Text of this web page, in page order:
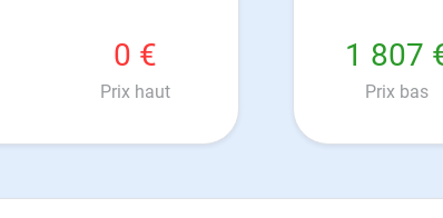
0 €
Prix haut
1 807
Prix bas